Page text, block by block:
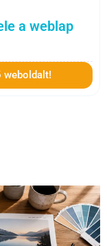
a weblap
weboldalt!